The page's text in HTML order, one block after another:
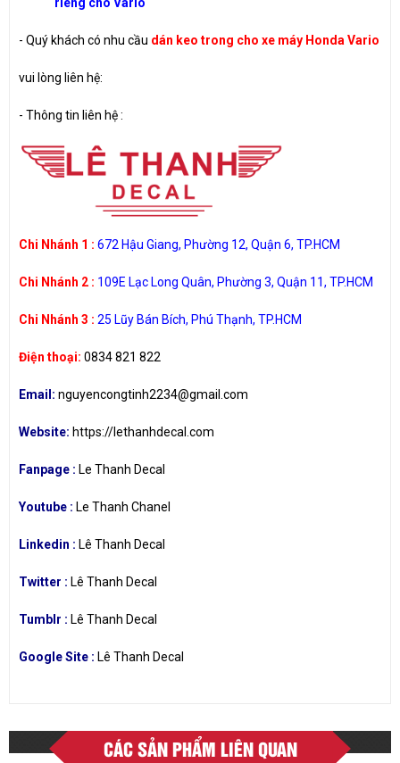
- Quý khách có nhu cầu dán keo trong cho xe máy Honda Vario
vui lòng liên hệ:
- Thông tin liên hệ :
Chi Nhánh 1 : 672 Hậu Giang, Phường 12, Quận 6, TP.HCM
Chi Nhánh 2 : 109E Lạc Long Quân, Phường 3, Quận 11, TP.HCM
Chi Nhánh 3 : 25 Lũy Bán Bích, Phú Thạnh, TP.HCM
Điện thoại: 0834 821 822
Email: nguyencongtinh2234@gmail.com
Website: https://lethanhdecal.com
Fanpage : Le Thanh Decal
Youtube : Le Thanh Chanel
Linkedin : Lê Thanh Decal
Twitter : Lê Thanh Decal
Tumblr : Lê Thanh Decal
Google Site : Lê Thanh Decal
CÁC SẢN PHẨM LIÊN QUAN